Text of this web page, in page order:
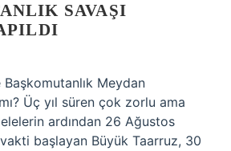
SAVAŞI
Meydan
Üç yıl süren çok zorlu ama
ardından 26 Ağustos
başlayan Büyük Taarruz, 30